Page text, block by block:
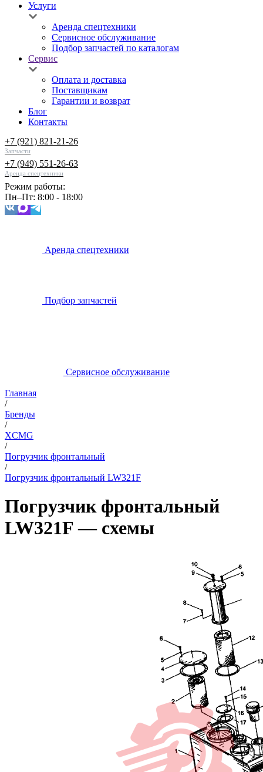
Услуги
Аренда спецтехники
Сервисное обслуживание
Подбор запчастей по каталогам
Сервис
Оплата и доставка
Поставщикам
Гарантии и возврат
Блог
Контакты
+7 (921) 821-21-26
Запчасти
+7 (949) 551-26-63
Аренда спецтехники
Режим работы:
Пн–Пт: 8:00 - 18:00
Аренда спецтехники
Подбор запчастей
Сервисное обслуживание
Главная
/
Бренды
/
XCMG
/
Погрузчик фронтальный
/
Погрузчик фронтальный LW321F
Погрузчик фронтальный
LW321F — схемы